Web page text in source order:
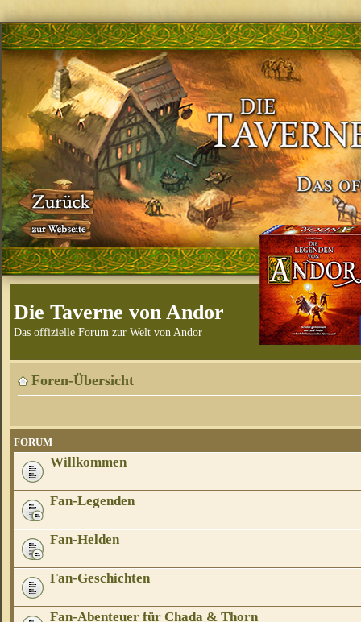
Die Taverne von Andor
Das offizielle Forum zur Welt von Andor
Foren-Übersicht
FORUM
Willkommen
Fan-Legenden
Fan-Helden
Fan-Geschichten
Fan-Abenteuer für Chada & Thorn